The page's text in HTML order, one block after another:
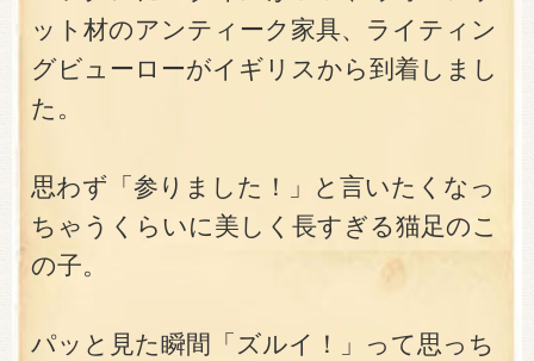
ット材のアンティーク家具、ライティン
グビューローがイギリスから到着しまし
た。
思わず「参りました！」と言いたくなっ
ちゃうくらいに美しく長すぎる猫足のこ
の子。
パッと見た瞬間「ズルイ！」って思っち